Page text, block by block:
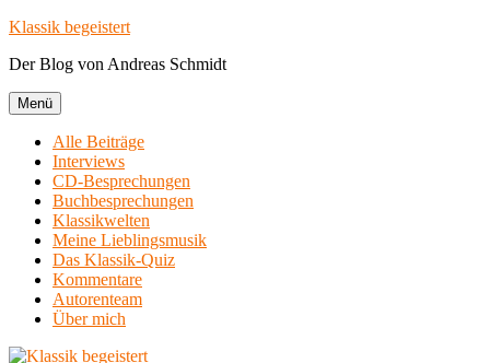
Zum
springen
Klassik begeistert
Der Blog von Andreas Schmidt
Menü
Alle Beiträge
Interviews
CD-Besprechungen
Buchbesprechungen
Klassikwelten
Meine Lieblingsmusik
Das Klassik-Quiz
Kommentare
Autorenteam
Über mich